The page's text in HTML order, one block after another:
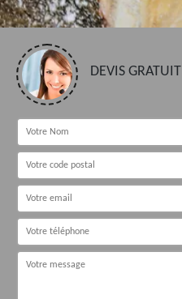
DEVIS GRATUIT